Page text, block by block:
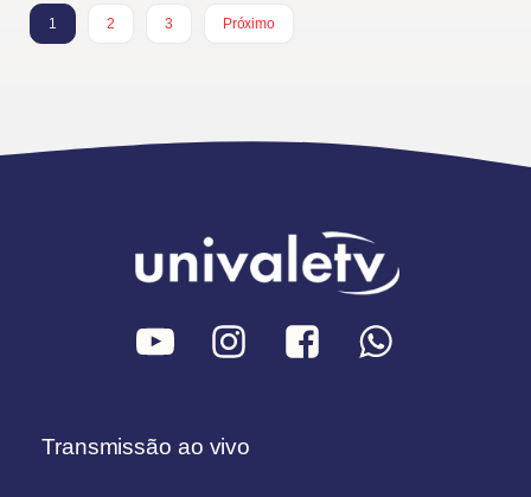
1 2 3 Próximo
Transmissão ao vivo